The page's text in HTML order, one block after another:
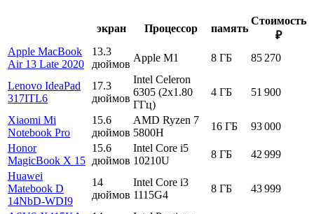
экран Процессор память
Стоимость
₽
Apple MacBook
Air 13 Late 2020
13.3
дюймов
Apple M1 8 ГБ 85 270
Lenovo IdeaPad
317ITL6
17.3
дюймов
Intel Celeron
6305 (2x1.80
ГГц)
4 ГБ 51 900
Xiaomi Mi
Notebook Pro
15.6
дюймов
AMD Ryzen 7
5800H
16 ГБ
93 000
Honor
MagicBook X 15
15.6
дюймов
Intel Core i5
10210U
8 ГБ
42 999
Huawei
Matebook D
14NbD-WDI9
14
дюймов
Intel Core i3
1115G4
8 ГБ 43 999